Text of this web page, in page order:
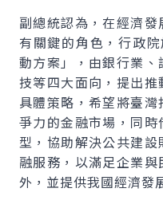
副總統認為，在經濟
有關鍵的角色，行政
動方案」，由銀行業
技等四大面向，提出
具體策略，希望將臺
爭力的金融市場，同
型，協助解決公共建
融服務，以滿足企業
外，並提供我國經濟發